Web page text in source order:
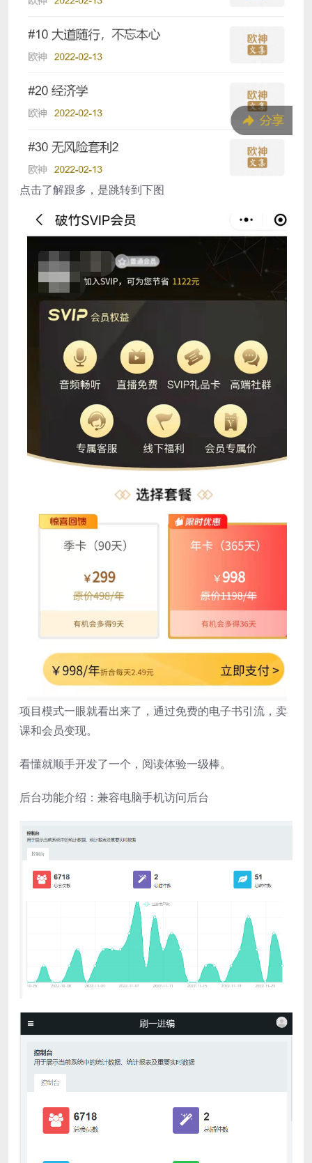
点击了解跟多，是跳转到下图
项目模式一眼就看出来了，通过免费的电子书引流，卖
课和会员变现。
看懂就顺手开发了一个，阅读体验一级棒。
后台功能介绍：兼容电脑手机访问后台